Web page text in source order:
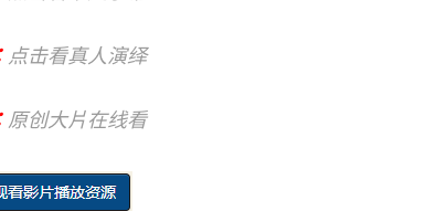
点击看真人演绎
原创大片在线看